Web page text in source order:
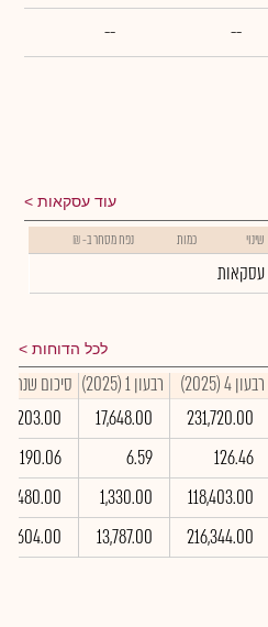
--
--
עוד עסקאות
שינוי כמות נפח מסחר ב- ₪
עסקאות
לכל הדוחות
רבעון 4 (2025) רבעון 1 (2025)
סיכום שנתי 2025
231,720.00
17,648.00
126.46
6.59
190.06
118,403.00
1,330.00
216,344.00
13,787.00